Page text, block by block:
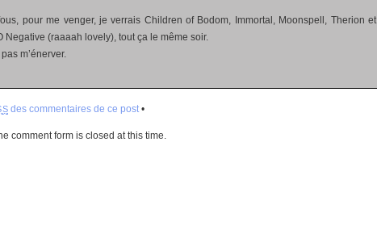
pour me venger, je verrais Children of Bodom, Immortal, Moonspell, Therion et
Negative (raaaah lovely), tout ça le même soir.
m’énerver.
des commentaires de ce post•
comment form is closed at this time.